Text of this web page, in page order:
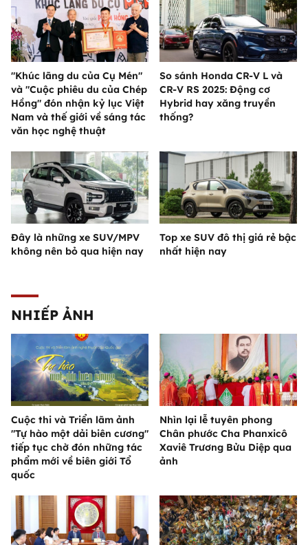
"Khúc lãng du của Cụ Mén"
và "Cuộc phiêu du của Chép
Hồng" đón nhận kỷ lục Việt
Nam và thế giới về sáng tác
văn học nghệ thuật
So sánh Honda CR-V L và
CR-V RS 2025: Động cơ
Hybrid hay xăng truyền
thống?
Đây là những xe SUV/MPV
không nên bỏ qua hiện nay
Top xe SUV đô thị giá rẻ bậc
nhất hiện nay
NHIẾP ẢNH
Cuộc thi và Triển lãm ảnh
"Tự hào một dải biên cương"
tiếp tục chờ đón những tác
phẩm mới về biên giới Tổ
quốc
Nhìn lại lễ tuyên phong
Chân phước Cha Phanxicô
Xaviê Trương Bửu Diệp qua
ảnh